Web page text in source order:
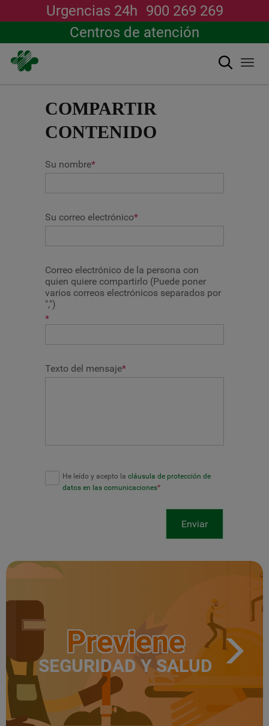
Urgencias 24h 900 269 269
Centros de atención
Buscar
COMPARTIR
CONTENIDO
Su nombre*
Su correo electrónico*
Correo electrónico de la persona con
quien quiere compartirlo (Puede poner
varios correos electrónicos separados por
",")
*
Texto del mensaje*
He leído y acepto la cláusula de protección de
datos en las comunicaciones*
Enviar
Previene
SEGURIDAD Y SALUD